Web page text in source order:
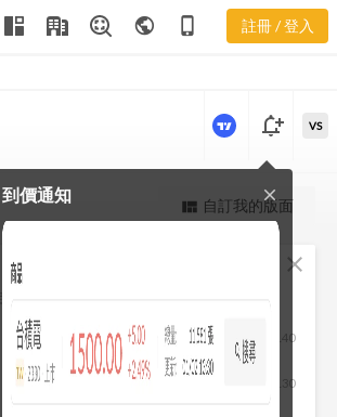
public phone_iphone 註冊 / 登入
更強大的進階價量圖表
notification_add
到價通知 close
VS
view_quilt 自訂我的版面
close
130
140